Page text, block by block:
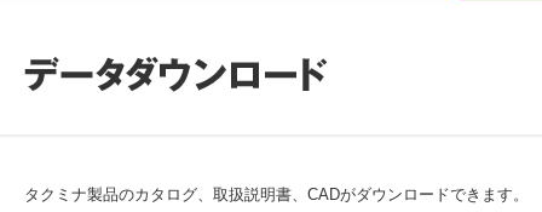
タクミナ製品のカタログ、取扱説明書、CADがダウンロードできます。